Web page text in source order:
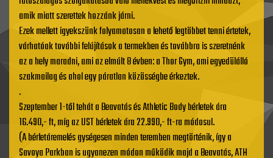
amik miatt szerettek hozzánk járni.
Ezek mellett igyekszünk folyamatosan a lehető legtöbbet tenni értetek,
várhatóak további felújítások a termekben és továbbra is szeretnénk
az a hely maradni, ami az elmúlt 8 évben: a Thor Gym, ami egyedülálló
szakmailag és ahol egy páratlan közösségbe érkeztek.
.
Szeptember 1-től tehát a Beavatás és Athletic Body bérletek ára
16.490,- ft, míg az UST bérletek ára 22.990,- ft-ra módosul.
(A bérletáremelés gységesen minden teremben megtörténik, így a
Savoya Parkban is ugyanezen módon működik majd a Beavatás, ATH